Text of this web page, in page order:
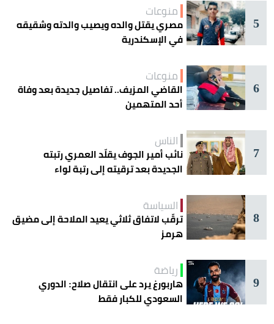
5
منوعات
مصري يقتل والده ويصيب والدته وشقيقه
في الإسكندرية
6
منوعات
القاضي المزيف.. تفاصيل جديدة بعد وفاة
أحد المتهمين
7
الناس
نائب أمير الجوف يقلّد العمري رتبته
الجديدة بعد ترقيته إلى رتبة لواء
8
السياسة
ترقّب لاتفاق ثلاثي يعيد الملاحة إلى مضيق
هرمز
9
رياضة
هاربورغ يرد على انتقال صلاح: الدوري
السعودي للكبار فقط